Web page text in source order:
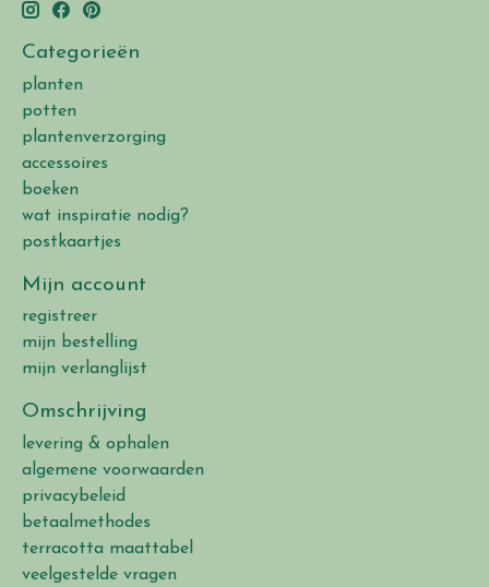
Categorieën
planten
potten
plantenverzorging
accessoires
boeken
wat inspiratie nodig?
postkaartjes
Mijn account
registreer
mijn bestelling
mijn verlanglijst
Omschrijving
levering & ophalen
algemene voorwaarden
privacybeleid
betaalmethodes
terracotta maattabel
veelgestelde vragen